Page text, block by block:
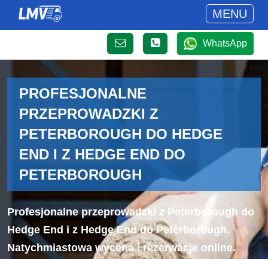
MENU
WhatsApp
PROFESJONALNE
PRZEPROWADZKI Z
PETERBOROUGH DO HEDGE
END I Z HEDGE END DO
PETERBOROUGH
Profesjonalne przeprowadzki z Peterborough do
Hedge End i z Hedge End do Peterborough.
Natychmiastowa wycena i rezerwacje online.